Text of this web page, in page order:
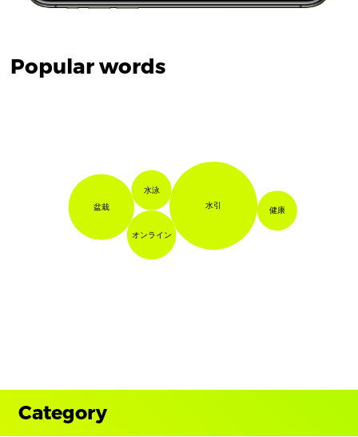
Popular words
水泳
健康
オンライン
盆栽 水引
Category